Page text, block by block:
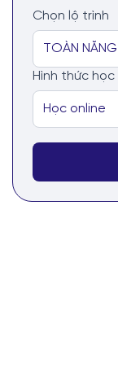
Chọn lộ trình
Hình thức học